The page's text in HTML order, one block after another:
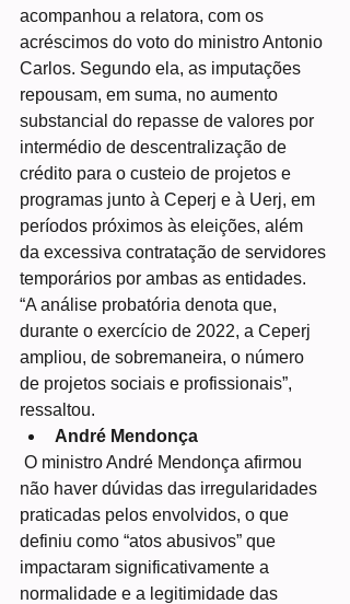
acompanhou a relatora, com os
acréscimos do voto do ministro Antonio
Carlos. Segundo ela, as imputações
repousam, em suma, no aumento
substancial do repasse de valores por
intermédio de descentralização de
crédito para o custeio de projetos e
programas junto à Ceperj e à Uerj, em
períodos próximos às eleições, além
da excessiva contratação de servidores
temporários por ambas as entidades.
“A análise probatória denota que,
durante o exercício de 2022, a Ceperj
ampliou, de sobremaneira, o número
de projetos sociais e profissionais”,
ressaltou.
André Mendonça
O ministro André Mendonça afirmou
não haver dúvidas das irregularidades
praticadas pelos envolvidos, o que
definiu como “atos abusivos” que
impactaram significativamente a
normalidade e a legitimidade das